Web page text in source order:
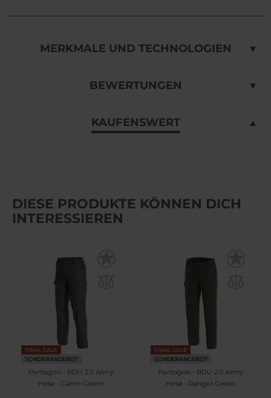
MERKMALE UND TECHNOLOGIEN
BEWERTUNGEN
KAUFENSWERT
DIESE PRODUKTE KÖNNEN DICH
INTERESSIEREN
FINAL SALE
SONDERANGEBOT
Pentagon - BDU 2.0 Army
Hose - Camo Green
FINAL SALE
SONDERANGEBOT
Pentagon - BDU 2.0 Army
Hose - Ranger Green